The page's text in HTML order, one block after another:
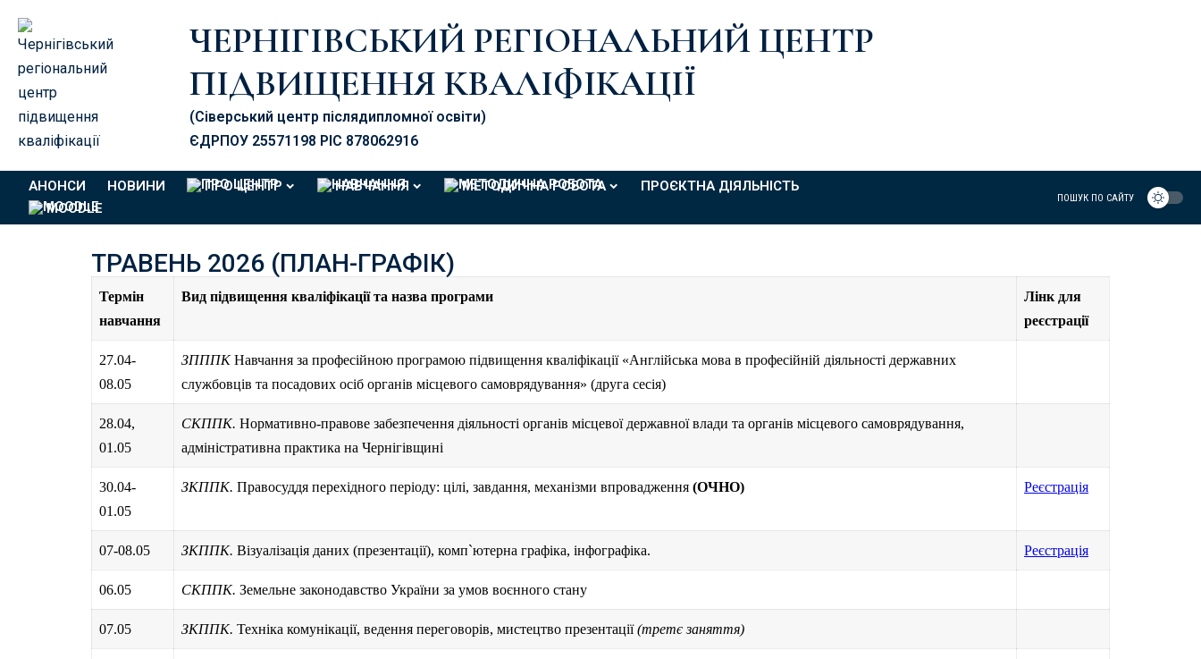
ЧЕРНІГІВСЬКИЙ РЕГІОНАЛЬНИЙ ЦЕНТР
ПІДВИЩЕННЯ КВАЛІФІКАЦІЇ
(Сіверський центр післядипломної освіти)
ЄДРПОУ 25571198 PIC 878062916
АНОНСИ НОВИНИ ПРО ЦЕНТР НАВЧАННЯ МЕТОДИЧНА РОБОТА
ПРОЄКТНА ДІЯЛЬНІСТЬ
MOODLE
ПОШУК ПО САЙТУ
ТРАВЕНЬ 2026 (ПЛАН-ГРАФІК)
Термін
навчання
Вид підвищення кваліфікації та назва програми
Лінк для
реєстрації
27.04-
08.05
ЗПППКНавчання за професійною програмою підвищення кваліфікації «Англійська мова в професійній діяльності державних
службовців та посадових осіб органів місцевого самоврядування» (друга сесія)
28.04,
01.05
СКППК. Нормативно-правове забезпечення діяльності органів місцевої державної влади та органів місцевого самоврядування,
адміністративна практика на Чернігівщині
30.04-
01.05
ЗКППК. Правосуддя перехідного періоду: цілі, завдання, механізми впровадження (ОЧНО) Реєстрація
07-08.05 ЗКППК. Візуалізація даних (презентації), комп`ютерна графіка, інфографіка. Реєстрація
06.05 СКППК. Земельне законодавство України за умов воєнного стану
07.05 ЗКППК. Техніка комунікації, ведення переговорів, мистецтво презентації(третє заняття)